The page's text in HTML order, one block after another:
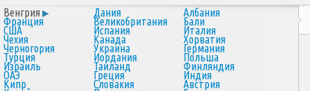
Венгрия Дания Албания
Франция Великобритания Бали
США Испания Италия
Чехия Канада Хорватия
Черногория Украина Германия
Турция Иордания Польша
Израиль Таиланд Финляндия
ОАЭ Греция Индия
Кипр Словакия Австрия